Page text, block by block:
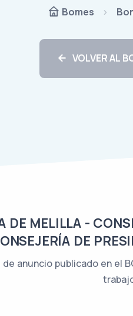
Bomes
VOLVER AL
DE MELILLA -
DE
anuncio publicado en el